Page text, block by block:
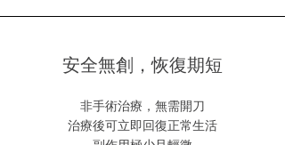
安全無創，恢復期短
非手術治療，無需開刀
治療後可立即回復正常生活